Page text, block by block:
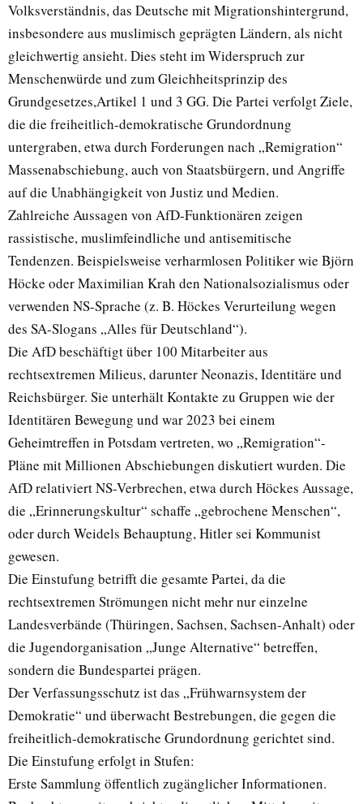
Volksverständnis, das Deutsche mit Migrationshintergrund,
insbesondere aus muslimisch geprägten Ländern, als nicht
gleichwertig ansieht. Dies steht im Widerspruch zur
Menschenwürde und zum Gleichheitsprinzip des
Grundgesetzes,Artikel 1 und 3 GG. Die Partei verfolgt Ziele,
die die freiheitlich-demokratische Grundordnung
untergraben, etwa durch Forderungen nach „Remigration“
Massenabschiebung, auch von Staatsbürgern, und Angriffe
auf die Unabhängigkeit von Justiz und Medien.
Zahlreiche Aussagen von AfD-Funktionären zeigen
rassistische, muslimfeindliche und antisemitische
Tendenzen. Beispielsweise verharmlosen Politiker wie Björn
Höcke oder Maximilian Krah den Nationalsozialismus oder
verwenden NS-Sprache (z. B. Höckes Verurteilung wegen
des SA-Slogans „Alles für Deutschland“).
Die AfD beschäftigt über 100 Mitarbeiter aus
rechtsextremen Milieus, darunter Neonazis, Identitäre und
Reichsbürger. Sie unterhält Kontakte zu Gruppen wie der
Identitären Bewegung und war 2023 bei einem
Geheimtreffen in Potsdam vertreten, wo „Remigration“-
Pläne mit Millionen Abschiebungen diskutiert wurden. Die
AfD relativiert NS-Verbrechen, etwa durch Höckes Aussage,
die „Erinnerungskultur“ schaffe „gebrochene Menschen“,
oder durch Weidels Behauptung, Hitler sei Kommunist
gewesen.
Die Einstufung betrifft die gesamte Partei, da die
rechtsextremen Strömungen nicht mehr nur einzelne
Landesverbände (Thüringen, Sachsen, Sachsen-Anhalt) oder
die Jugendorganisation „Junge Alternative“ betreffen,
sondern die Bundespartei prägen.
Der Verfassungsschutz ist das „Frühwarnsystem der
Demokratie“ und überwacht Bestrebungen, die gegen die
freiheitlich-demokratische Grundordnung gerichtet sind.
Die Einstufung erfolgt in Stufen:
Erste Sammlung öffentlich zugänglicher Informationen.